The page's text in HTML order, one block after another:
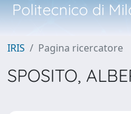
Politecnico di
IRIS Pagina ricercatore
SPOSITO,